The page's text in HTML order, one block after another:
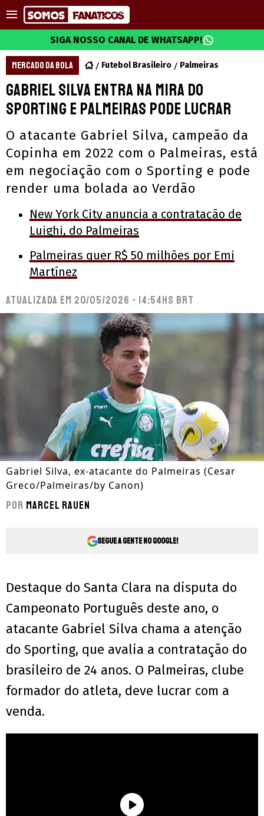
SIGA NOSSO CANAL DE WHATSAPP!
MERCADO DA BOLA Futebol Brasileiro Palmeiras
Gabriel Silva entra na mira do
Sporting e Palmeiras pode lucrar
O atacante Gabriel Silva, campeão da
Copinha em 2022 com o Palmeiras, está
em negociação com o Sporting e pode
render uma bolada ao Verdão
New York City anuncia a contratação de
Luighi, do Palmeiras
Palmeiras quer R$ 50 milhões por Emi
Martínez
Atualizada em 20/05/2026 - 14:54hs BRT
Gabriel Silva, ex-atacante do Palmeiras (Cesar
Greco/Palmeiras/by Canon)
Por Marcel Rauen
Segue a gente no Google!
Destaque do Santa Clara na disputa do
Campeonato Português deste ano, o
atacante Gabriel Silva chama a atenção
do Sporting, que avalia a contratação do
brasileiro de 24 anos. O Palmeiras, clube
formador do atleta, deve lucrar com a
venda.